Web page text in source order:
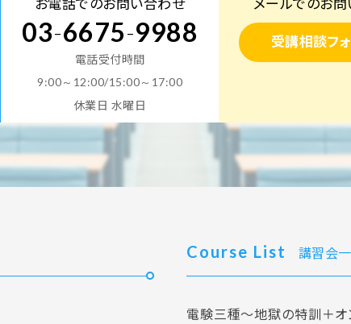
03-6675-9988
電話受付時間
9:00～12:00/15:00～17:00
休業日 水曜日
受講相談フ
Course List 講習会
電験三種～地獄の特訓＋オ